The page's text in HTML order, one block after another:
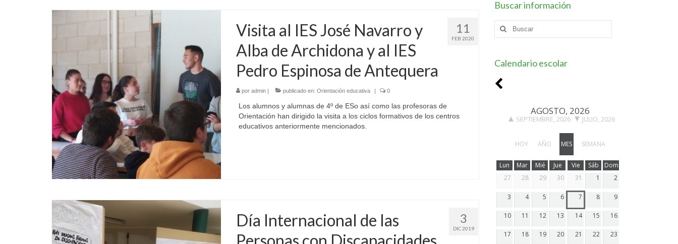
11
FEB 2020
Visita al IES José Navarro y
Alba de Archidona y al IES
Pedro Espinosa de Antequera
por admin| publicado en: Orientación educativa | 0
Los alumnos y alumnas de 4º de ESo así como las profesoras de
Orientación han dirigido la visita a los ciclos formativos de los centros
educativos anteriormente mencionados.
3
DIC 2019
Día Internacional de las
Personas con Discapacidades.
Buscar información
Buscar
por:
Calendario escolar
AGOSTO, 2026
SEPTIEMBRE, 2026 JULIO, 2026
HOY AÑO MES SEMANA
Lun Mar Mié Jue Vie Sáb
Dom
27
28 29 30 31 1 2
3 4 5 6 7 8 9
10 11 12 13 14 15 16
17 18 19 20 21 22 23